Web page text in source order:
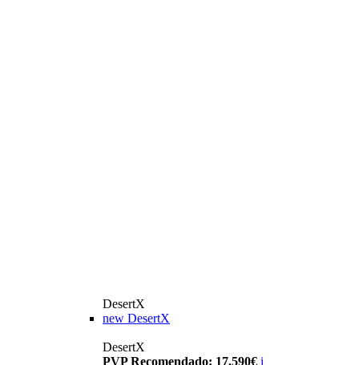
DesertX
new DesertX
DesertX
PVP Recomendado: 17.590€ i